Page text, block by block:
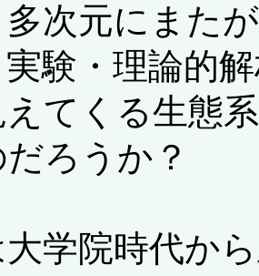
多次元にまた
験・理論的
てくる生態
だろうか？
学院時代か